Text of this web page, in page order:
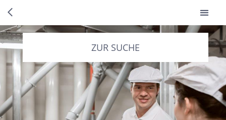
ZUR SUCHE